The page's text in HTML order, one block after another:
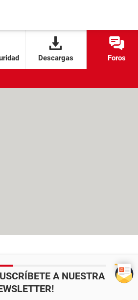
Descargas Foros
A NUESTRA